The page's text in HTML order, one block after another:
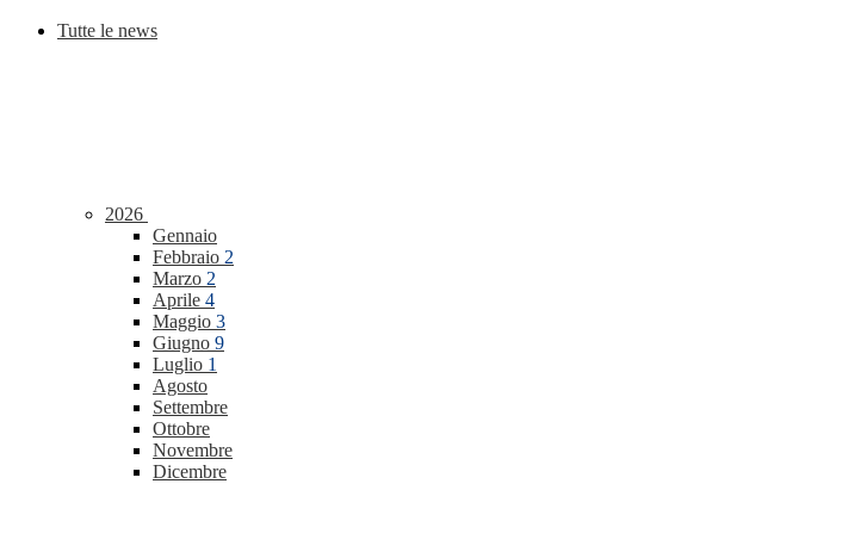
Tutte le news
2026
Gennaio
Febbraio 2
Marzo 2
Aprile 4
Maggio 3
Giugno 9
Luglio 1
Agosto
Settembre
Ottobre
Novembre
Dicembre